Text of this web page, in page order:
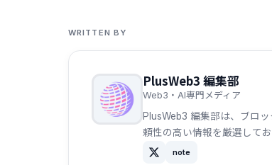
WRITTEN BY
PlusWeb3 編集部
Web3・AI専門メディア
PlusWeb3 編集部は、ブロ
頼性の高い情報を厳選してお
note